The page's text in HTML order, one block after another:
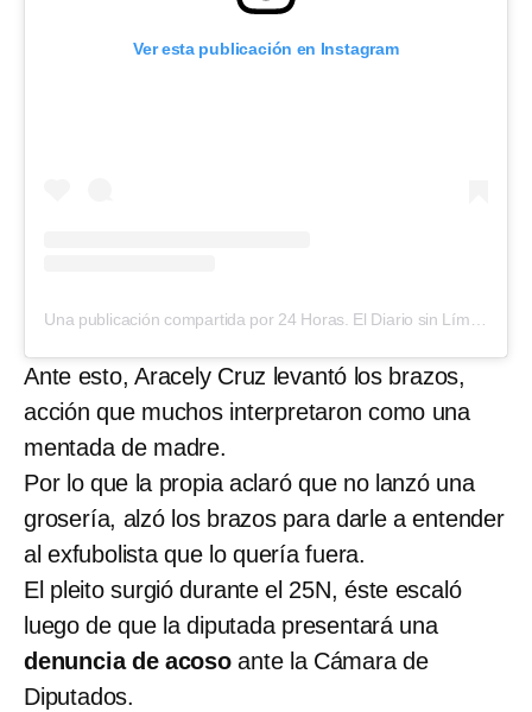
Ver esta publicación en Instagram
Ante esto, Aracely Cruz levantó los brazos,
acción que muchos interpretaron como una
mentada de madre.
Por lo que la propia aclaró que no lanzó una
grosería, alzó los brazos para darle a entender
al exfubolista que lo quería fuera.
El pleito surgió durante el 25N, éste escaló
luego de que la diputada presentará una
denuncia de acosoante la Cámara de
Diputados.